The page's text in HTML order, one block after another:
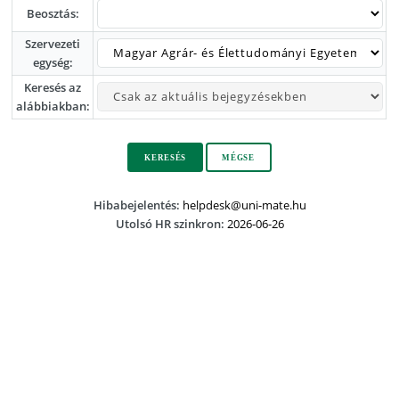
Beosztás:
Szervezeti
egység:
Keresés az
alábbiakban:
MÉGSE
Hibabejelentés: helpdesk@uni-mate.hu
Utolsó HR szinkron: 2026-06-26